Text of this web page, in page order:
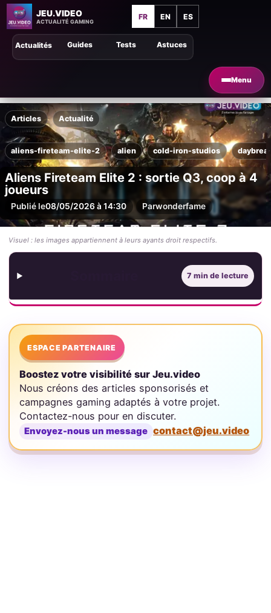
JEU.VIDEO
ACTUALITÉ GAMING
FR EN ES
Menu
Astuces
Guides Tests
Actualités
Articles Actualité
aliens-fireteam-elite-2 alien cold-iron-studios
Aliens Fireteam Elite 2 : sortie Q3, coop à 4
joueurs
Publié le08/05/2026 à 14:30 Parwonderfame
Visuel : les images appartiennent à leurs ayants droit respectifs.
7 min de lecture
ESPACE PARTENAIRE
Boostez votre visibilité sur Jeu.video
Nous créons des articles sponsorisés et
campagnes gaming adaptés à votre projet.
Contactez-nous pour en discuter.
Envoyez-nous un message contact@jeu.video